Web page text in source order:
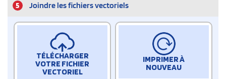
5 Joindre les fichiers vectoriels
TÉLÉCHARGER
VOTRE FICHIER
VECTORIEL
IMPRIMER À
NOUVEAU